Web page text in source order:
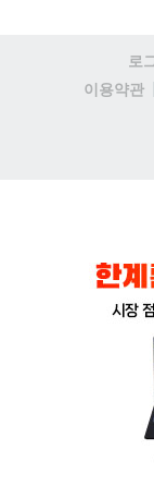
로
이용약관